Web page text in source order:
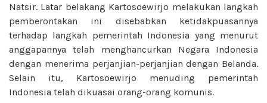
Natsir. Latar belakang Kartosoewirjo melakukan langkah
pemberontakan ini disebabkan ketidakpuasannya
terhadap langkah pemerintah Indonesia yang menurut
anggapannya telah menghancurkan Negara Indonesia
dengan menerima perjanjian-perjanjian dengan Belanda.
Selain itu, Kartosoewirjo menuding pemerintah
Indonesia telah dikuasai orang-orang komunis.